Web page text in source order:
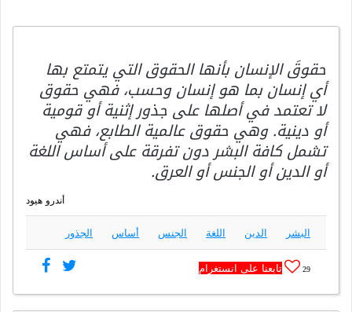
حقوقَ الإنسان بأنها الحقوق التي يتمتع بها
أي إنسان بما هو إنسان وحسب، فهي حقوق
لا تعتمد في أصلها على جذور إثنية أو قومية
أو دينية. وهي حقوق عالمية الطابع، فهي
تشمل كافة البشر دون تفرقة على أساس اللغة
أو الدين أو الجنس أو العرق.
أندرو هيود
البشر الدين اللغة الجنس أساس الجذور
29 تابعنا على انستغرام